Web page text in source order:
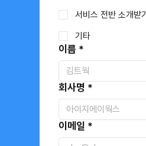
서비스 전반 소개받기
기타
이름 *
회사명 *
이메일 *